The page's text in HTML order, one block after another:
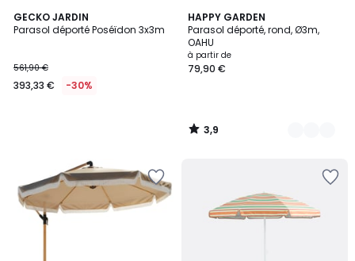
GECKO JARDIN
Parasol déporté Poséïdon 3x3m
561,90 €
393,33 € -30%
HAPPY GARDEN
Parasol déporté, rond, Ø3m,
OAHU
à partir de
79,90 €
3,9
/ 5
3
Couleurs
3,9
/